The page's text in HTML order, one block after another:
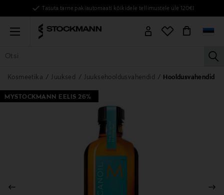
Tasuta tarne pakiautomaati kõikidele tellimustele üle 120€!
Menu
KÕIK TOOTED NAISED MEHED LAPSED KODU
Kosmeetika Juuksed Juuksehooldusvahendid Hooldusvahendid
MYSTOCKMANN EELIS 26%